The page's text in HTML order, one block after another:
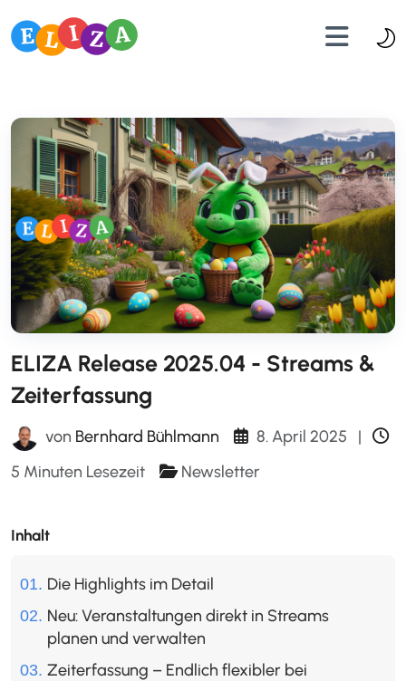
ELIZA Release 2025.04 - Streams &
Zeiterfassung
von Bernhard Bühlmann 8. April 2025
|
5 Minuten Lesezeit
Newsletter
Inhalt
Die Highlights im Detail
Neu: Veranstaltungen direkt in Streams
planen und verwalten
Zeiterfassung – Endlich flexibler bei